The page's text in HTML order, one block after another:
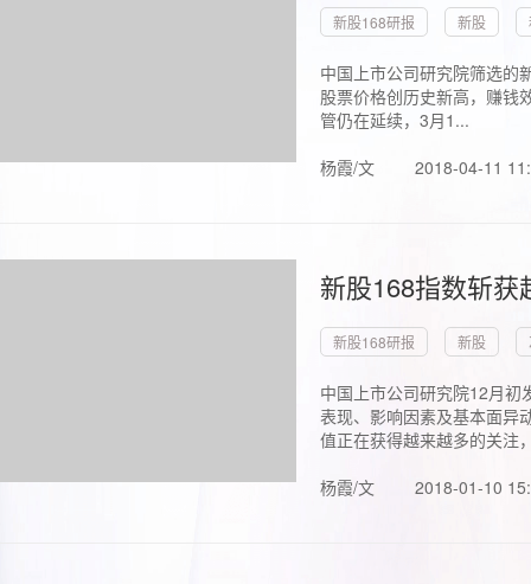
新股168研报 新股
中国上市公司研究院筛选的
股票价格创历史新高，赚钱
管仍在延续，3月1...
杨霞/文
2018-04-11
新股168指数斩
新股168研报 新股
中国上市公司研究院12月初
表现、影响因素及基本面异
值正在获得越来越多的关注
杨霞/文
2018-01-10